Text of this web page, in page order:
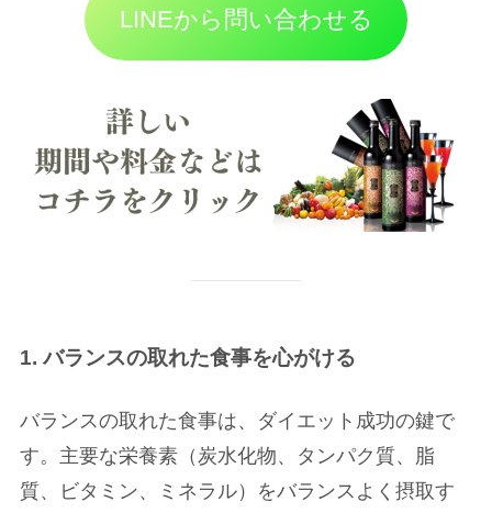
LINEから問い合わせる
1. バランスの取れた食事を心がける
バランスの取れた食事は、ダイエット成功の鍵で
す。主要な栄養素（炭水化物、タンパク質、脂
質、ビタミン、ミネラル）をバランスよく摂取す